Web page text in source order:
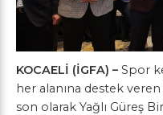
KOCAELİ (İGFA) – Spor
her alanına destek
son olarak Yağlı Güreş